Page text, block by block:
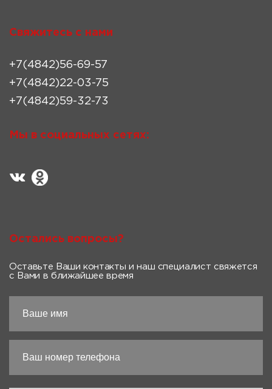
Свяжитесь с нами
+7(4842)56-69-57
+7(4842)22-03-75
+7(4842)59-32-73
Мы в социальных сетях:
Остались вопросы?
Оставьте Ваши контакты и наш специалист свяжется
с Вами в ближайшее время